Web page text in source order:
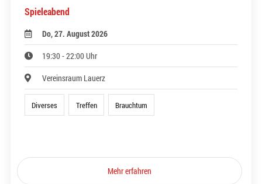
Spieleabend
Do, 27. August 2026
19:30 - 22:00 Uhr
Vereinsraum Lauerz
Diverses Treffen Brauchtum
Mehr erfahren